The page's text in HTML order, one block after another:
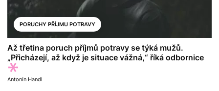
PORUCHY PŘÍJMU POTRAVY
Až třetina poruch příjmů potravy se týká mužů.
„Přicházejí, až když je situace vážná,“ říká odbornice
Antonín Handl